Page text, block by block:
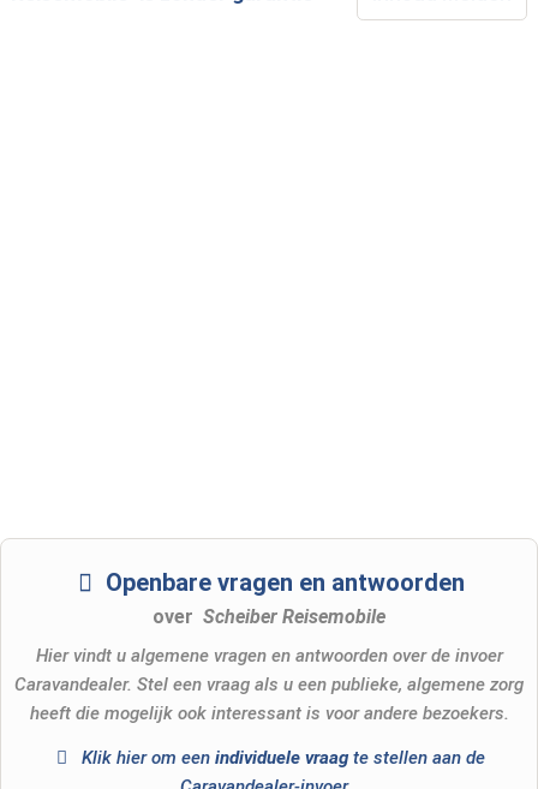
Openbare vragen en antwoorden
over Scheiber Reisemobile
Hier vindt u algemene vragen en antwoorden over de invoer
Caravandealer. Stel een vraag als u een publieke, algemene zorg
heeft die mogelijk ook interessant is voor andere bezoekers.
Klik hier om een ​​individuele vraagte stellen aan de